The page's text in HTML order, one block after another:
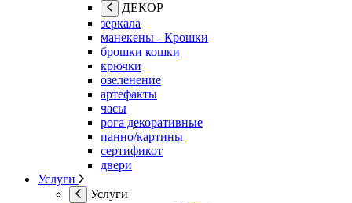
ДЕКОР
зеркала
манекены - Крошки
брошки кошки
крючки
озеленение
артефакты
часы
рога декоративные
панно/картины
сертификот
двери
Услуги
Услуги